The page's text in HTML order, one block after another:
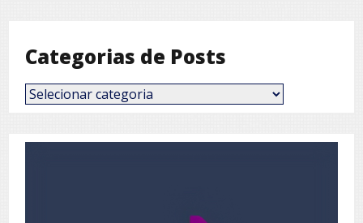
Categorias de Posts
Categorias
de